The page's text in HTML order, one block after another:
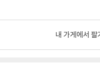
내 가게에서 팔